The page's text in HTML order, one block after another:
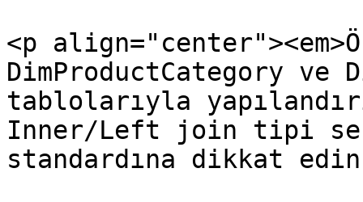
<p
DimProductCategory ve
tablolarıyla
Inner/Left join tipi
standardına dikkat